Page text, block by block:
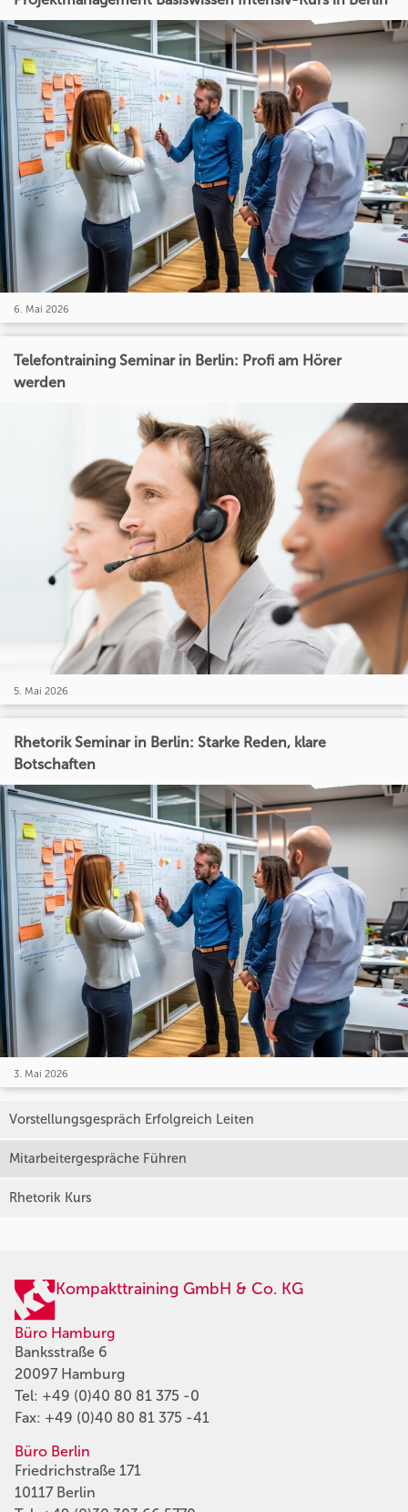
6. Mai 2026
Telefontraining Seminar in Berlin: Profi am Hörer
werden
5. Mai 2026
Rhetorik Seminar in Berlin: Starke Reden, klare
Botschaften
3. Mai 2026
Vorstellungsgespräch Erfolgreich Leiten
Mitarbeitergespräche Führen
Rhetorik Kurs
Kompakttraining GmbH & Co. KG
Büro Hamburg
Banksstraße 6
20097 Hamburg
Tel: +49 (0)40 80 81 375 -0
Fax: +49 (0)40 80 81 375 -41
Büro Berlin
Friedrichstraße 171
10117 Berlin